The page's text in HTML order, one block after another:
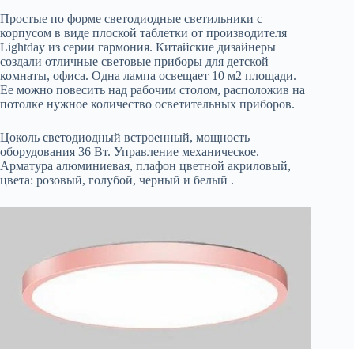
Простые по форме светодиодные светильники с
корпусом в виде плоской таблетки от производителя
Lightday из серии гармония. Китайские дизайнеры
создали отличные световые приборы для детской
комнаты, офиса. Одна лампа освещает 10 м2 площади.
Ее можно повесить над рабочим столом, расположив на
потолке нужное количество осветительных приборов.
Цоколь светодиодный встроенный, мощность
оборудования 36 Вт. Управление механическое.
Арматура алюминиевая, плафон цветной акриловый,
цвета: розовый, голубой, черный и белый .